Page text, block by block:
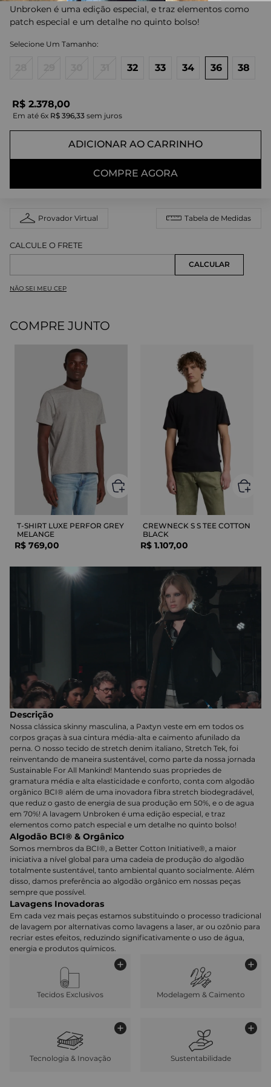
Unbroken é uma edição especial, e traz elementos como
patch especial e um detalhe no quinto bolso!
32 33 34 36 38
R$ 2.378,00
Em até 6x R$ 396,33 sem juros
ADICIONAR AO CARRINHO
COMPRE AGORA
Provador Virtual Tabela de Medidas
NÃO SEI MEU CEP
COMPRE JUNTO
T-SHIRT LUXE PERFOR GREY
MELANGE
R$ 769,00
CREWNECK S S TEE COTTON
BLACK
R$ 1.107,00
Descrição
Nossa clássica skinny masculina, a Paxtyn veste em em todos os
corpos graças à sua cintura média-alta e caimento afunilado da
perna. O nosso tecido de stretch denim italiano, Stretch Tek, foi
reinventando de maneira sustentável, como parte da nossa jornada
Sustainable For All Mankind! Mantendo suas propriedes de
gramatura média e alta elasticidade e conforto, conta com algodão
orgânico BCI® além de uma inovadora fibra stretch biodegradável,
que reduz o gasto de energia de sua produção em 50%, e o de agua
em 70%! A lavagem Unbroken é uma edição especial, e traz
elementos como patch especial e um detalhe no quinto bolso!
Algodão BCI® & Orgânico
Somos membros da BCI®, a Better Cotton Initiative®, a maior
iniciativa a nível global para uma cadeia de produção do algodão
totalmente sustentável, tanto ambiental quanto socialmente. Além
disso, damos preferência ao algodão orgânico em nossas peças
sempre que possível.
Lavagens Inovadoras
Em cada vez mais peças estamos substituindo o processo tradicional
de lavagem por alternativas como lavagens a laser, ar ou ozônio para
recriar estes efeitos, reduzindo significativamente o uso de água,
energia e produtos químicos.
Tecidos Exclusivos Modelagem & Caimento
Tecnologia & Inovação Sustentabilidade